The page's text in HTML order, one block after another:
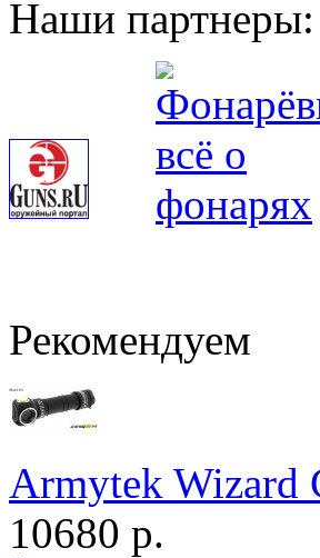
Наши партнеры:
Рекомендуем
Armytek
10680 р.